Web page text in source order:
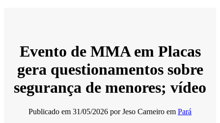
Evento de MMA em Placas
gera questionamentos sobre
segurança de menores; vídeo
Publicado em 31/05/2026 porJeso Carneiro em Pará